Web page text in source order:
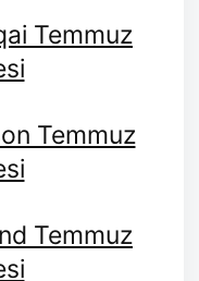
Temmuz
Temmuz
Temmuz